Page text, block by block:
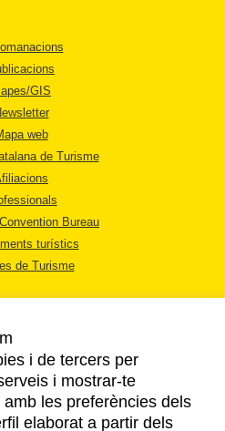
GIS
web
de Turisme
Bureau
turístics
de Turisme
LEGAL
DE PRIVACITAT
i de tercers per
i mostrar-te
les preferències dels
elaborat a partir dels